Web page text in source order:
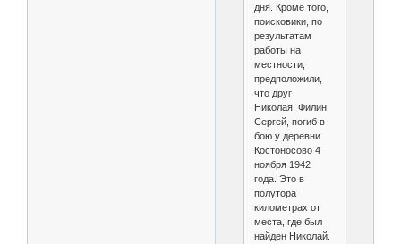
дня. Кроме того,
поисковики, по
результатам
работы на
местности,
предположили,
что друг
Николая, Филин
Сергей, погиб в
бою у деревни
Костоносово 4
ноября 1942
года. Это в
полутора
километрах от
места, где был
найден Николай.